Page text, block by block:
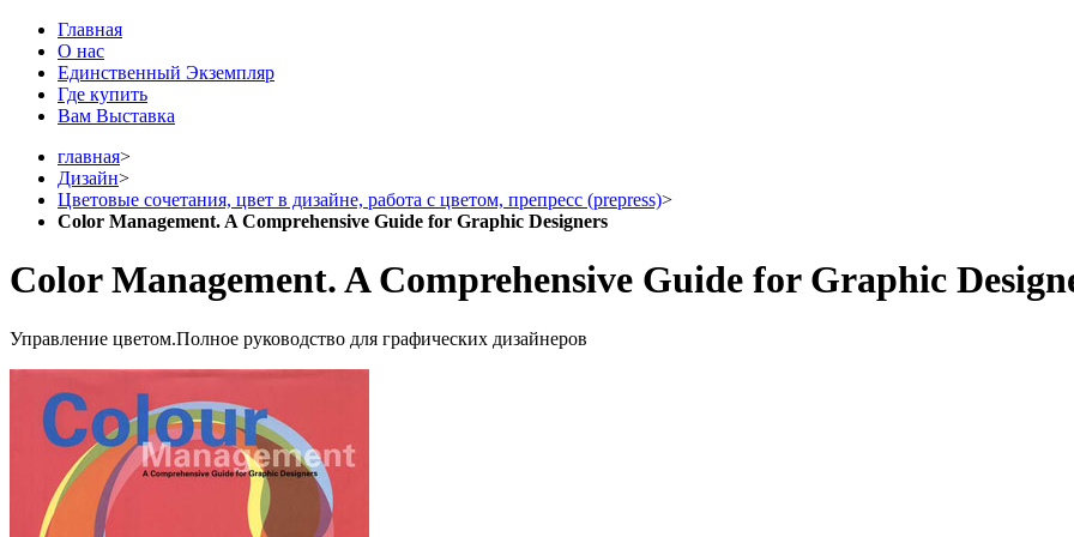
Главная
О нас
Единственный Экземпляр
Где купить
Вам Выставка
главная>
Дизайн>
Цветовые сочетания, цвет в дизайне, работа с цветом, препресс (prepress)>
Color Management. A Comprehensive Guide for Graphic Designers
Color Management. A Comprehensive Guide for Graphic
Управление цветом.Полное руководство для графических дизайнеров